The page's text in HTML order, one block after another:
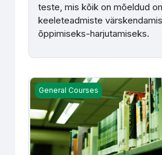
teste, mis kõik on mõeldud
keeleteadmiste
õppimiseks-harjutamiseks.
Isiklik areng ja
General Courses